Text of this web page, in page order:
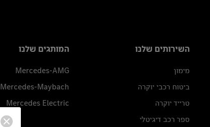
השירותים שלנו
מימון
ביטוח רכבי יוקרה
טרייד יוקרה
ספר רכב דיגיטלי
המותגים שלנו
Mercedes-AMG
Mercedes-Maybach
Mercedes Electric